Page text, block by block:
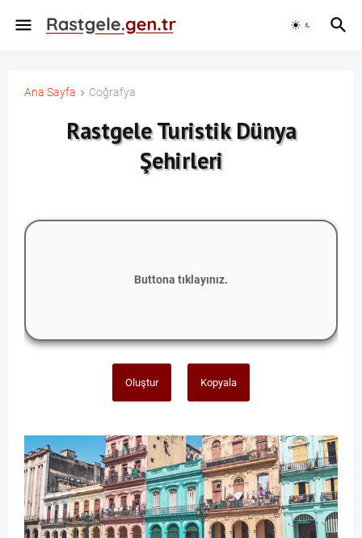
Ana Sayfa Coğrafya
Rastgele Turistik Dünya
Şehirleri
Buttona tıklayınız.
Oluştur Kopyala